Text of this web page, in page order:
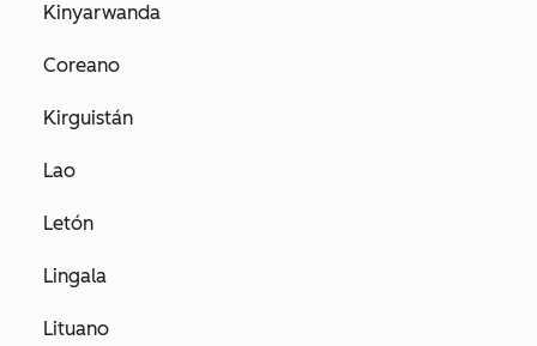
Kinyarwanda
Coreano
Kirguistán
Lao
Letón
Lingala
Lituano